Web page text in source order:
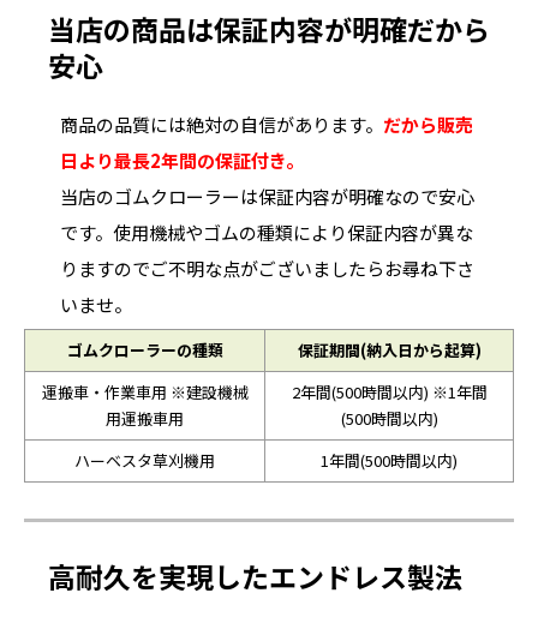
当店の商品は保証内容が明確だから
安心
商品の品質には絶対の自信があります。 だから販売
日より最長2年間の保証付き。
当店のゴムクローラーは保証内容が明確なので安心
です。使用機械やゴムの種類により保証内容が異な
りますのでご不明な点がございましたらお尋ね下さ
いませ。
ゴムクローラーの種類
保証期間(納入日から起算)
運搬車・作業車用 ※建設機械
用運搬車用
2年間(500時間以内) ※1年間
(500時間以内)
ハーベスタ草刈機用
1年間(500時間以内)
高耐久を実現したエンドレス製法